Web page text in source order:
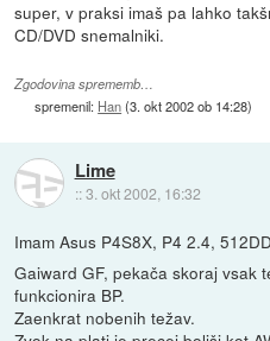
super, v praksi imaš pa lahko
CD/DVD snemalniki.
Zgodovina sprememb…
spremenil: Han(3. okt 2002 ob 14:28)
Lime
::3. okt 2002, 16:32
Imam Asus P4S8X, P4 2.4,
Gaiward GF, pekača skoraj vsak
funkcionira BP.
Zaenkrat nobenih težav.